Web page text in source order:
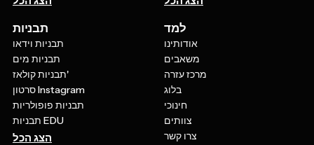
תבניות
תבניות וידאו
תבניות מים
תבניות קולאז'
סרטון Instagram
תבניות פופולריות
תבניות EDU
הצג הכל
למד
אודותינו
משאבים
מרכז עזרה
בלוג
חינוכי
צוותים
צרו קשר